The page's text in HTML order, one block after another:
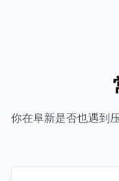
你在阜新是否也遇到